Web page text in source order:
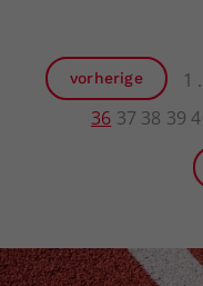
vorherige 1
36 37 38 39